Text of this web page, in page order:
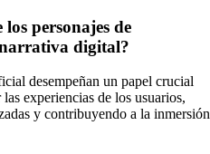
personajes de
digital?
desempeñan un papel crucial
experiencias de los usuarios,
y contribuyendo a la inmersión